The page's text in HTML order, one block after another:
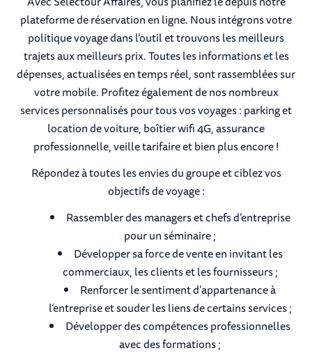
plateforme de réservation en ligne. Nous intégrons votre
politique voyage dans l’outil et trouvons les meilleurs
trajets aux meilleurs prix. Toutes les informations et les
dépenses, actualisées en temps réel, sont rassemblées sur
votre mobile. Profitez également de nos nombreux
services personnalisés pour tous vos voyages : parking et
location de voiture, boîtier wifi 4G, assurance
professionnelle, veille tarifaire et bien plus encore !
Répondez à toutes les envies du groupe et ciblez vos
objectifs de voyage :
Rassembler des managers et chefs d’entreprise
pour un séminaire ;
Développer sa force de vente en invitant les
commerciaux, les clients et les fournisseurs ;
Renforcer le sentiment d’appartenance à
l’entreprise et souder les liens de certains services ;
Développer des compétences professionnelles
avec des formations ;